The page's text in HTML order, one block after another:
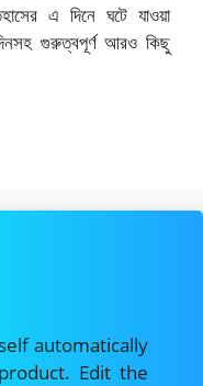
এ দিনে ঘটে যাওয়া
গুরুত্বপূর্ণ আরও কিছু
automatically
Edit the